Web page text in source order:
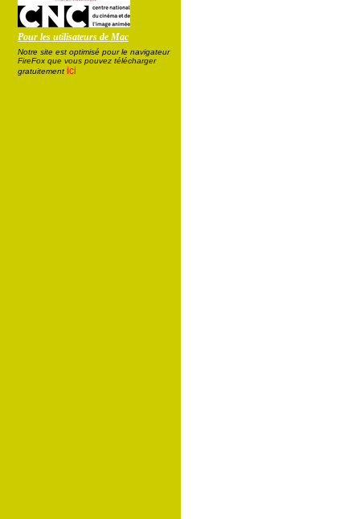
Pour les utilisateurs de Mac
Notre site est optimisé pour le navigateur
FireFox que vous pouvez télécharger
gratuitement ici